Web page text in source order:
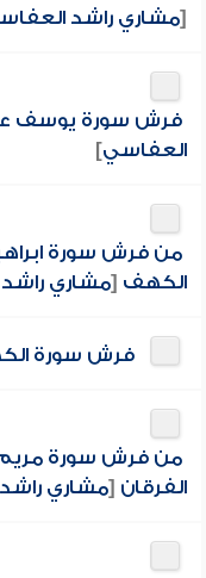
[مشاري راشد
فرش سورة يوسف
العفاسي]
من فرش سورة
الكهف [مشاري
فرش سورة
من فرش سورة مريم
الفرقان [مشاري